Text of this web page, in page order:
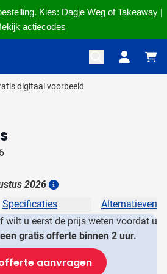
Kies: Dagje Weg of Takeaway |
actiecodes
digitaal voorbeeld
2026
Specificaties
Alternatieven
wilt u eerst de prijs weten voordat u
gratis offerte binnen 2 uur.
aanvragen